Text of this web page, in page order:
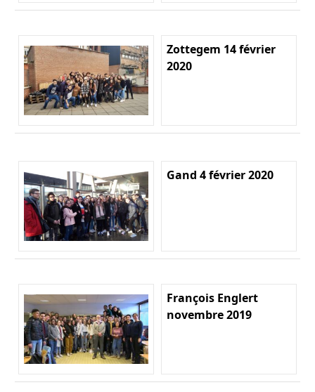
Zottegem 14 février
2020
Gand 4 février 2020
François Englert
novembre 2019